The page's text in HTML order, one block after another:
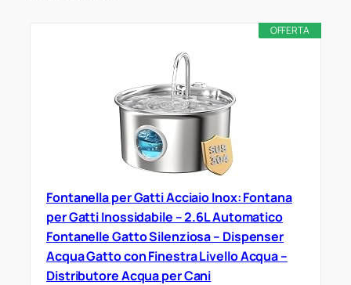
OFFERTA
Fontanella per Gatti Acciaio Inox: Fontana
per Gatti Inossidabile – 2.6L Automatico
Fontanelle Gatto Silenziosa – Dispenser
Acqua Gatto con Finestra Livello Acqua –
Distributore Acqua per Cani